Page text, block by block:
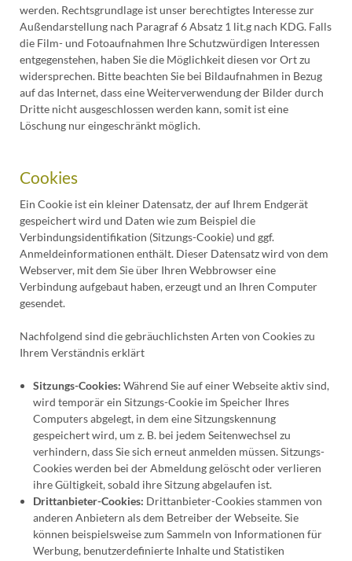
werden. Rechtsgrundlage ist unser berechtigtes Interesse zur
Außendarstellung nach Paragraf 6 Absatz 1 lit.g nach KDG. Falls
die Film- und Fotoaufnahmen Ihre Schutzwürdigen Interessen
entgegenstehen, haben Sie die Möglichkeit diesen vor Ort zu
widersprechen. Bitte beachten Sie bei Bildaufnahmen in Bezug
auf das Internet, dass eine Weiterverwendung der Bilder durch
Dritte nicht ausgeschlossen werden kann, somit ist eine
Löschung nur eingeschränkt möglich.
Cookies
Ein Cookie ist ein kleiner Datensatz, der auf Ihrem Endgerät
gespeichert wird und Daten wie zum Beispiel die
Verbindungsidentifikation (Sitzungs-Cookie) und ggf.
Anmeldeinformationen enthält. Dieser Datensatz wird von dem
Webserver, mit dem Sie über Ihren Webbrowser eine
Verbindung aufgebaut haben, erzeugt und an Ihren Computer
gesendet.
Nachfolgend sind die gebräuchlichsten Arten von Cookies zu
Ihrem Verständnis erklärt
Sitzungs-Cookies: Während Sie auf einer Webseite aktiv sind,
wird temporär ein Sitzungs-Cookie im Speicher Ihres
Computers abgelegt, in dem eine Sitzungskennung
gespeichert wird, um z. B. bei jedem Seitenwechsel zu
verhindern, dass Sie sich erneut anmelden müssen. Sitzungs-
Cookies werden bei der Abmeldung gelöscht oder verlieren
ihre Gültigkeit, sobald ihre Sitzung abgelaufen ist.
Drittanbieter-Cookies: Drittanbieter-Cookies stammen von
anderen Anbietern als dem Betreiber der Webseite. Sie
können beispielsweise zum Sammeln von Informationen für
Werbung, benutzerdefinierte Inhalte und Statistiken